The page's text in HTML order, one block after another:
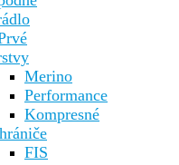
Merino
Performance
Kompresné
FIS